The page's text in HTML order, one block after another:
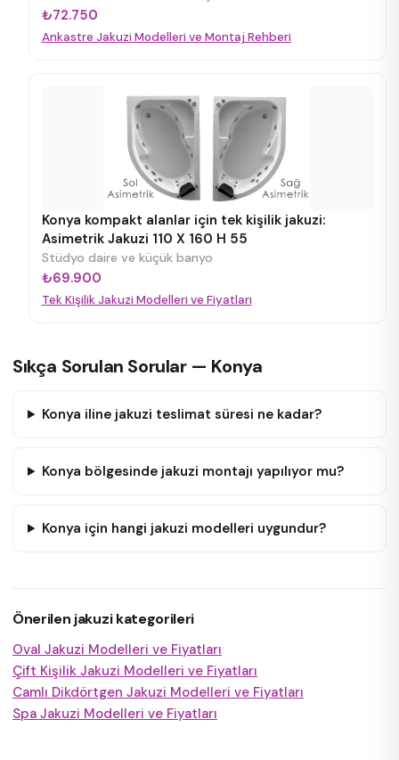
₺72.750
Ankastre Jakuzi Modelleri ve Montaj Rehberi
Konya kompakt alanlar için tek kişilik jakuzi:
Asimetrik Jakuzi 110 X 160 H 55
Stüdyo daire ve küçük banyo
₺69.900
Tek Kişilik Jakuzi Modelleri ve Fiyatları
Sıkça Sorulan Sorular — Konya
Konya iline jakuzi teslimat süresi ne kadar?
Konya bölgesinde jakuzi montajı yapılıyor mu?
Konya için hangi jakuzi modelleri uygundur?
Önerilen jakuzi kategorileri
Oval Jakuzi Modelleri ve Fiyatları
Çift Kişilik Jakuzi Modelleri ve Fiyatları
Camlı Dikdörtgen Jakuzi Modelleri ve Fiyatları
Spa Jakuzi Modelleri ve Fiyatları